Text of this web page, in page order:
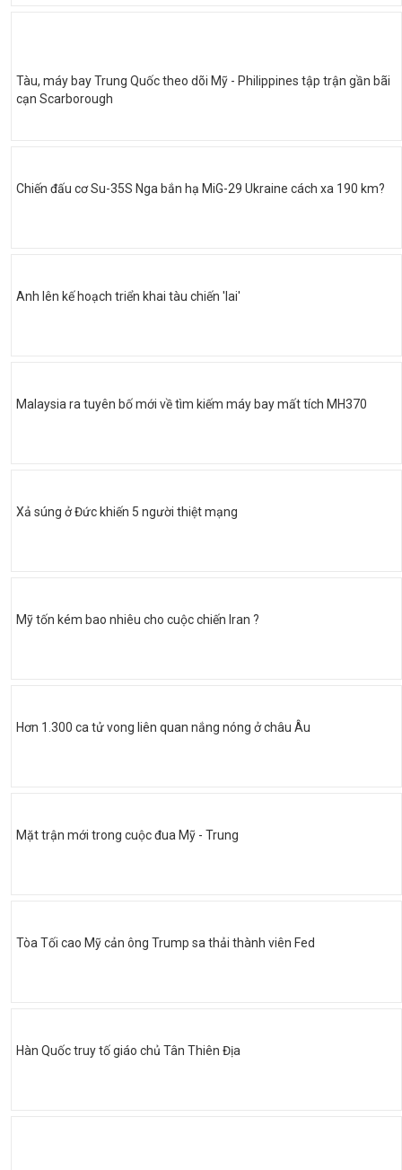
Tàu, máy bay Trung Quốc theo dõi Mỹ - Philippines tập trận gần bãi
cạn Scarborough
Chiến đấu cơ Su-35S Nga bắn hạ MiG-29 Ukraine cách xa 190 km?
Anh lên kế hoạch triển khai tàu chiến 'lai'
Malaysia ra tuyên bố mới về tìm kiếm máy bay mất tích MH370
Xả súng ở Đức khiến 5 người thiệt mạng
Mỹ tốn kém bao nhiêu cho cuộc chiến Iran ?
Hơn 1.300 ca tử vong liên quan nắng nóng ở châu Âu
Mặt trận mới trong cuộc đua Mỹ - Trung
Tòa Tối cao Mỹ cản ông Trump sa thải thành viên Fed
Hàn Quốc truy tố giáo chủ Tân Thiên Địa